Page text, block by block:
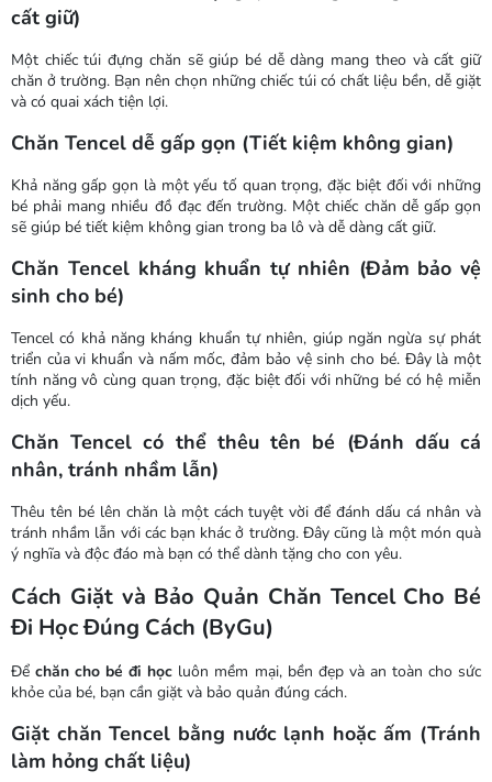
cất giữ)
Một chiếc túi đựng chăn sẽ giúp bé dễ dàng mang theo và cất giữ
chăn ở trường. Bạn nên chọn những chiếc túi có chất liệu bền, dễ giặt
và có quai xách tiện lợi.
Chăn Tencel dễ gấp gọn (Tiết kiệm không gian)
Khả năng gấp gọn là một yếu tố quan trọng, đặc biệt đối với những
bé phải mang nhiều đồ đạc đến trường. Một chiếc chăn dễ gấp gọn
sẽ giúp bé tiết kiệm không gian trong ba lô và dễ dàng cất giữ.
Chăn Tencel kháng khuẩn tự nhiên (Đảm bảo vệ
sinh cho bé)
Tencel có khả năng kháng khuẩn tự nhiên, giúp ngăn ngừa sự phát
triển của vi khuẩn và nấm mốc, đảm bảo vệ sinh cho bé. Đây là một
tính năng vô cùng quan trọng, đặc biệt đối với những bé có hệ miễn
dịch yếu.
Chăn Tencel có thể thêu tên bé (Đánh dấu cá
nhân, tránh nhầm lẫn)
Thêu tên bé lên chăn là một cách tuyệt vời để đánh dấu cá nhân và
tránh nhầm lẫn với các bạn khác ở trường. Đây cũng là một món quà
ý nghĩa và độc đáo mà bạn có thể dành tặng cho con yêu.
Cách Giặt và Bảo Quản Chăn Tencel Cho Bé
Đi Học Đúng Cách (ByGu)
Đểchăn cho bé đi học luôn mềm mại, bền đẹp và an toàn cho sức
khỏe của bé, bạn cần giặt và bảo quản đúng cách.
Giặt chăn Tencel bằng nước lạnh hoặc ấm (Tránh
làm hỏng chất liệu)